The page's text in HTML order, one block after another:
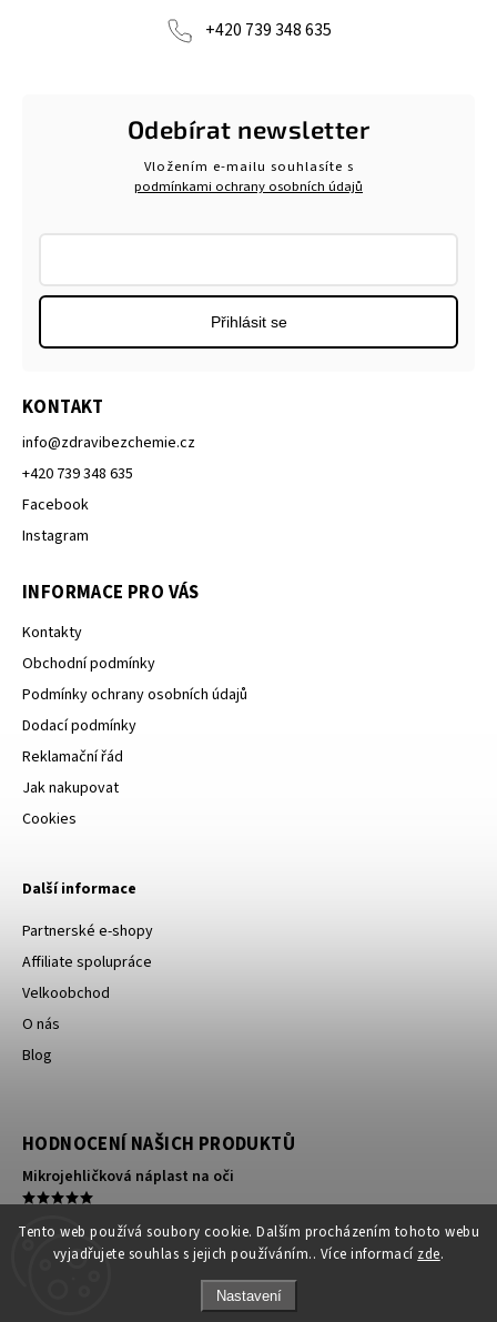
Tento web používá soubory cookie. Dalším procházením tohoto webu
vyjadřujete souhlas s jejich používáním.. Více informací zde.
Nastavení
+420 739 348 635
KONTAKT
info@zdravibezchemie.cz
+420 739 348 635
Facebook
Instagram
INFORMACE PRO VÁS
Kontakty
Obchodní podmínky
Podmínky ochrany osobních údajů
Dodací podmínky
Reklamační řád
Jak nakupovat
Cookies
Odebírat newsletter
Vložením e-mailu souhlasíte s
podmínkami ochrany osobních údajů
Přihlásit se
Další informace
Partnerské e-shopy
Affiliate spolupráce
Velkoobchod
O nás
Blog
HODNOCENÍ NAŠICH PRODUKTŮ
Mikrojehličková náplast na oči
Kompresní ortéza na koleno
140 silné kompresní punčochy s patou a lemem antibakteriální